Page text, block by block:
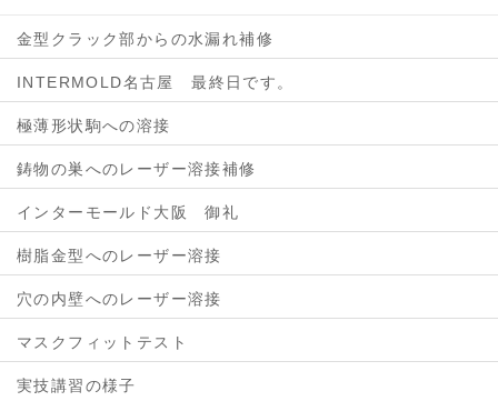
金型クラック部からの水漏れ補修
INTERMOLD名古屋 最終日です。
極薄形状駒への溶接
鋳物の巣へのレーザー溶接補修
インターモールド大阪 御礼
樹脂金型へのレーザー溶接
穴の内壁へのレーザー溶接
マスクフィットテスト
実技講習の様子